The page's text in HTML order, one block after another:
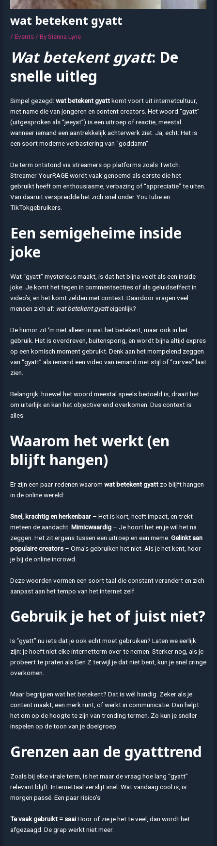
wat betekent gyatt
/Events / BySienna Lyne
Wat betekent gyatt: De
snelle uitleg
Simpel gezegd:wat betekent gyattkomt voort uit internetcultuur,
met name die van jongeren en content creators. Het woord “gyatt”
(uitgesproken als “jeeyat”) is een uitroep of reactie, meestal
wanneer iemand een aantrekkelijk achterwerk ziet. Ja, echt. Het is
een soort moderne verbastering van “goddamn”.
De term ontstond via streamers op platforms zoals Twitch.
Streamer YourRAGE wordt vaak genoemd als eerste die het
gebruikt heeft om enthousiasme, verbazing of “appreciatie” te uiten.
Van daaruit verspreidde het zich snel onder YouTube en
TikTokgebruikers.
Een semigeheime inside
joke
Wat “gyatt” mysterieus maakt, is dat het bijna voelt als een inside
joke. Je komt het tegen in commentsecties of als geluidseffect in
video’s, en het komt zelden met context. Daardoor vragen veel
mensen zich af: wat betekent gyatteigenlijk?
De humor zit ‘m niet alleen in wat het betekent, maar ook in het
gebruik. Het is overdreven, buitensporig, en wordt bijna altijd expres
op een komisch moment gebruikt. Denk aan het mompelend zeggen
van “gyatt” als iemand een video van iemand met stijl of “curves” laat
zien.
Belangrijk: hoewel het woord meestal speels bedoeld is, draait het
om uiterlijk en kan het objectiverend overkomen. Dus context is
alles.
Waarom het werkt (en
blijft hangen)
Er zijn een paar redenen waaromwat betekent gyatt zo blijft hangen
in de online wereld:
Snel, krachtig en herkenbaar – Het is kort, heeft impact, en trekt
meteen de aandacht.Mimicwaardig – Je hoort het en je wil het na
zeggen. Het zit ergens tussen een uitroep en een meme.Gelinkt aan
populaire creators – Oma’s gebruiken het niet. Als je het kent, hoor
je bij de online incrowd.
Deze woorden vormen een soort taal die constant verandert en zich
aanpast aan het tempo van het internet zelf.
Gebruik je het of juist niet?
Is “gyatt” nu iets dat je ook echt moet gebruiken? Laten we eerlijk
zijn: je hoeft niet elke internetterm over te nemen. Sterker nog, als je
probeert te praten als Gen Z terwijl je dat niet bent, kun je snel cringe
overkomen.
Maar begrijpen wat het betekent? Dat is wél handig. Zeker als je
content maakt, een merk runt, of werkt in communicatie. Dan helpt
het om op de hoogte te zijn van trending termen. Zo kun je sneller
inspelen op de toon van je doelgroep.
Grenzen aan de gyatttrend
Zoals bij elke virale term, is het maar de vraag hoe lang “gyatt”
relevant blijft. Internettaal verslijt snel. Wat vandaag cool is, is
morgen passé. Een paar risico’s:
Te vaak gebruikt = saaiHoor of zie je het te veel, dan wordt het
afgezaagd. De grap werkt niet meer.